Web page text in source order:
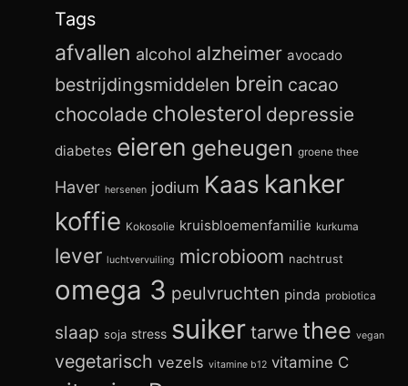
Tags
afvallen alcohol alzheimer avocado
bestrijdingsmiddelen brein cacao
chocolade cholesterol depressie
diabetes eieren geheugen groene thee
Haver hersenen jodium Kaas kanker
koffie Kokosolie kruisbloemenfamilie kurkuma
lever luchtvervuiling microbioom nachtrust
omega 3 peulvruchten pinda probiotica
slaap soja stress suiker tarwe thee vegan
vegetarisch vezels vitamine b12 vitamine C